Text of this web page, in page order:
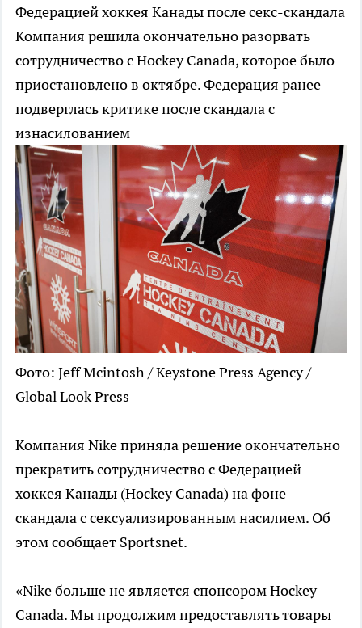
Федерацией хоккея Канады после секс-скандала
Компания решила окончательно разорвать
сотрудничество с Hockey Canada, которое было
приостановлено в октябре. Федерация ранее
подверглась критике после скандала с
изнасилованием
Фото: Jeff Mcintosh / Keystone Press Agency /
Global Look Press
Компания Nike приняла решение окончательно
прекратить сотрудничество с Федерацией
хоккея Канады (Hockey Canada) на фоне
скандала с сексуализированным насилием. Об
этом сообщает Sportsnet.
«Nike больше не является спонсором Hockey
Canada. Мы продолжим предоставлять товары